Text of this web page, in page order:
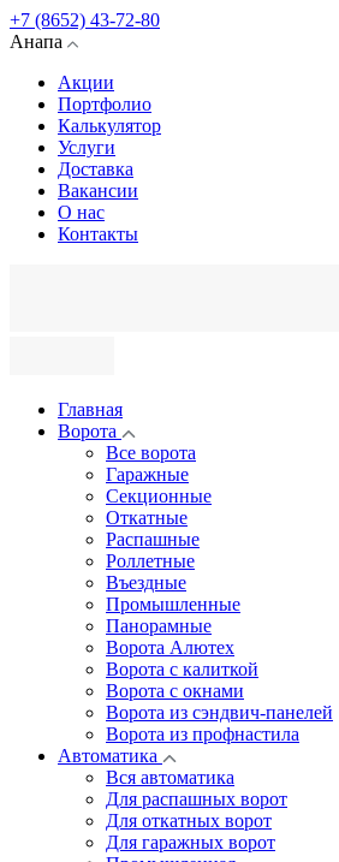
+7 (8652) 43-72-80
Анапа
Акции
Портфолио
Калькулятор
Услуги
Доставка
Вакансии
О нас
Контакты
Главная
Ворота
Все ворота
Гаражные
Секционные
Откатные
Распашные
Роллетные
Въездные
Промышленные
Панорамные
Ворота Алютех
Ворота с калиткой
Ворота c окнами
Ворота из сэндвич-панелей
Ворота из профнастила
Автоматика
Вся автоматика
Для распашных ворот
Для откатных ворот
Для гаражных ворот